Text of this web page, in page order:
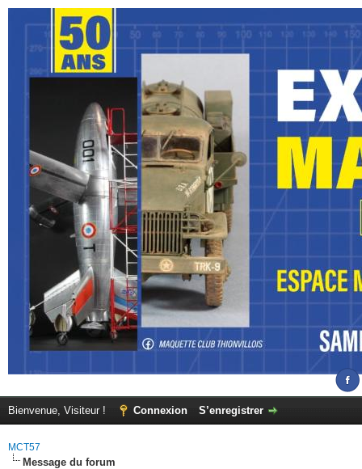
Bienvenue, Visiteur ! Connexion S’enregistrer
MCT57
Message du forum